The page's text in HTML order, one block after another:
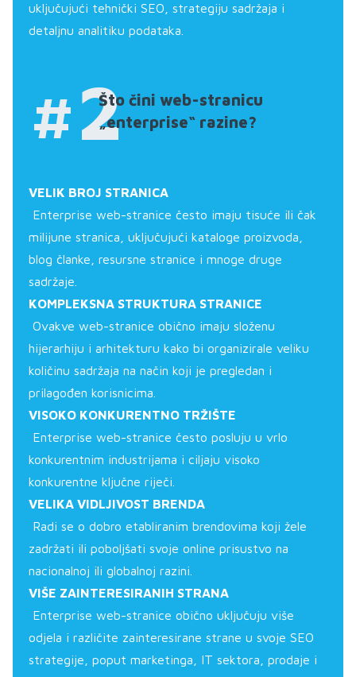
uključujući tehnički SEO, strategiju sadržaja i
detaljnu analitiku podataka.
#2Što čini web-stranicu
„enterprise“ razine?
VELIK BROJ STRANICA
Enterprise web-stranice često imaju tisuće ili čak
milijune stranica, uključujući kataloge proizvoda,
blog članke, resursne stranice i mnoge druge
sadržaje.
KOMPLEKSNA STRUKTURA STRANICE
Ovakve web-stranice obično imaju složenu
hijerarhiju i arhitekturu kako bi organizirale veliku
količinu sadržaja na način koji je pregledan i
prilagođen korisnicima.
VISOKO KONKURENTNO TRŽIŠTE
Enterprise web-stranice često posluju u vrlo
konkurentnim industrijama i ciljaju visoko
konkurentne ključne riječi.
VELIKA VIDLJIVOST BRENDA
Radi se o dobro etabliranim brendovima koji žele
zadržati ili poboljšati svoje online prisustvo na
nacionalnoj ili globalnoj razini.
VIŠE ZAINTERESIRANIH STRANA
Enterprise web-stranice obično uključuju više
odjela i različite zainteresirane strane u svoje SEO
strategije, poput marketinga, IT sektora, prodaje i